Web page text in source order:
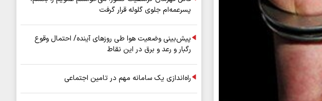
پسرعمه‌ام جلوی گلوله قرار گرفت
پیش‌بینی وضعیت هوا طی روزهای آینده/ احتمال وقوع
رگبار و رعد و برق در این نقاط
راه‌اندازی یک سامانه مهم در تامین اجتماعی